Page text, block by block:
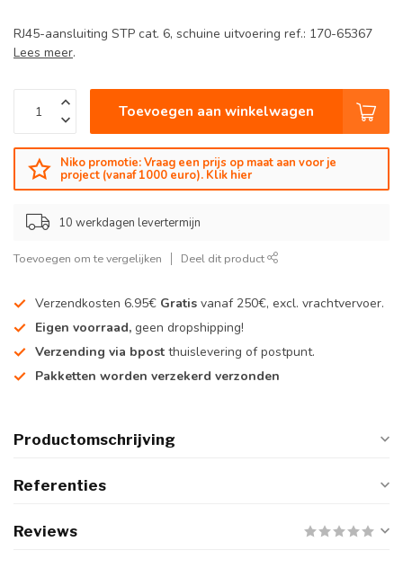
RJ45-aansluiting STP cat. 6, schuine uitvoering ref.: 170-65367
Lees meer.
Toevoegen aan winkelwagen
Niko promotie: Vraag een prijs op maat aan voor je
project (vanaf 1000 euro). Klik hier
10 werkdagen levertermijn
Toevoegen om te vergelijken Deel dit product
Verzendkosten 6.95€ Gratis vanaf 250€, excl. vrachtvervoer.
Eigen voorraad, geen dropshipping!
Verzending via bpost thuislevering of postpunt.
Pakketten worden verzekerd verzonden
Productomschrijving
Referenties
Reviews